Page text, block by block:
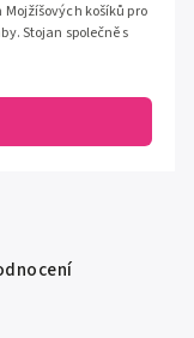
košíků pro
Stojan společně s